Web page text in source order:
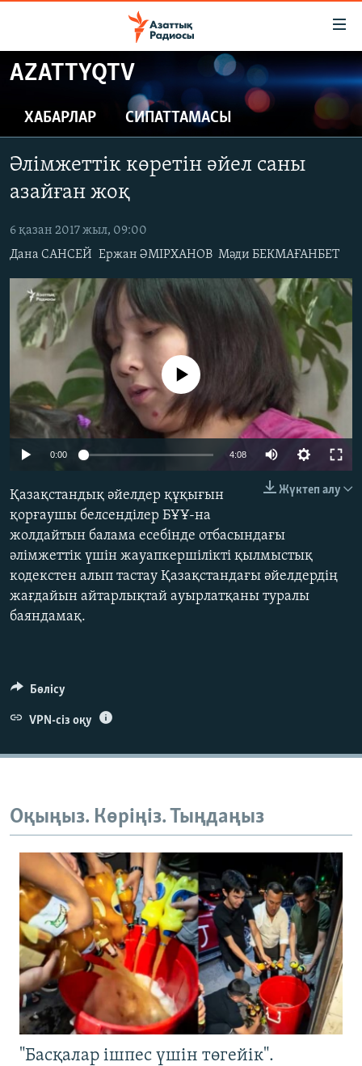
Skip
to
content
to
main
Skip
ЖАҢАЛЫҚТАР
САЯСАТ
ҚАҢТАР ОҚИҒАСЫ
АДАМ ҚҰҚЫҚТАРЫ
ӘЛЕУМЕТ
ӘЛЕМ
АРНАЙЫ ЖОБАЛАР
Русский
ЖАЗЫЛЫҢЫЗ
Басқа тілдерде
AZATTYQTV
ХАБАРЛАР СИПАТТАМАСЫ
Әлімжеттік көретін әйел саны
азайған жоқ
6 қазан 2017 жыл, 09:00
Дана САНСЕЙ Ержан ӘМІРХАНОВ Мәди БЕКМАҒАНБЕТ
No media source currently available
0:00 4:08
Жүктеп алу
Қазақстандық әйелдер құқығын
қорғаушы белсенділер БҰҰ-на
жолдайтын балама есебінде отбасындағы
әлімжеттік үшін жауапкершілікті қылмыстық
кодекстен алып тастау Қазақстандағы әйелдердің
жағдайын айтарлықтай ауырлатқаны туралы
баяндамақ.
Бөлісу
VPN-сіз оқу
Оқыңыз. Көріңіз. Тыңдаңыз
"Басқалар ішпес үшін төгейік".